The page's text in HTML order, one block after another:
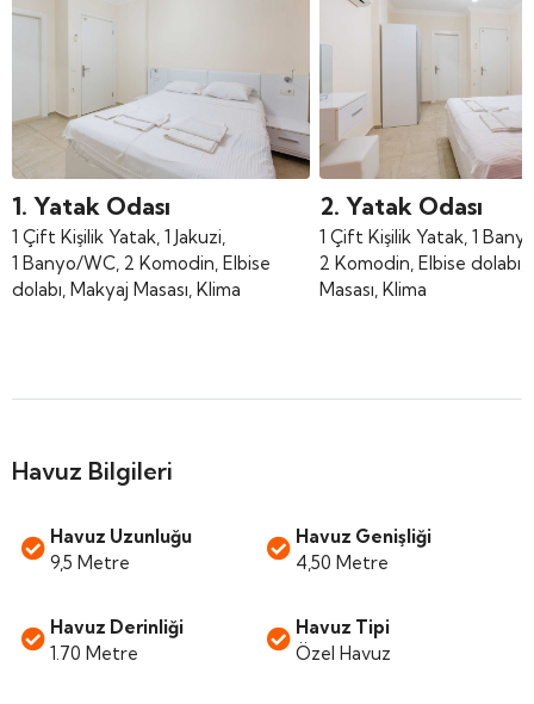
1. Yatak Odası
1 Çift Kişilik Yatak, 1 Jakuzi,
1 Banyo/WC, 2 Komodin, Elbise
dolabı, Makyaj Masası, Klima
2. Yatak Odası
1 Çift Kişilik Yatak, 1
2 Komodin, Elbise dolabı,
Masası, Klima
Havuz Bilgileri
Havuz Uzunluğu
9,5 Metre
Havuz Genişliği
4,50 Metre
Havuz Derinliği
1.70 Metre
Havuz Tipi
Özel Havuz